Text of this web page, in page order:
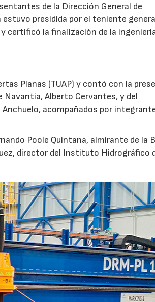
de la Dirección General de
presidida por el teniente
certificó la finalización de la
Planas (TUAP) y contó con la
Navantia, Alberto Cervantes, y del
acompañados por
Poole Quintana, almirante de la
director del Instituto Hidrográfico